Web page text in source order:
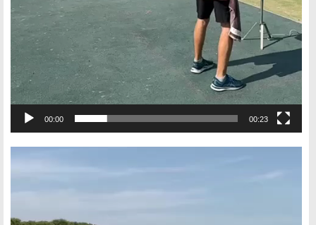
00:00 00:23